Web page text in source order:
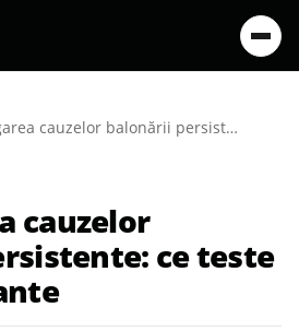
Investigarea cauzelor balonării persistente: ce teste pot fi relevante
cauzelor
ce teste